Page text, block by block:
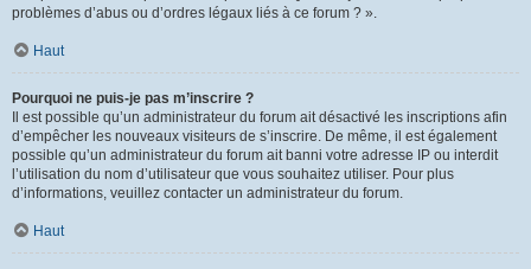
problèmes d’abus ou d’ordres légaux liés à ce forum ? ».
Haut
Pourquoi ne puis-je pas m’inscrire ?
Il est possible qu’un administrateur du forum ait désactivé les inscriptions afin
d’empêcher les nouveaux visiteurs de s’inscrire. De même, il est également
possible qu’un administrateur du forum ait banni votre adresse IP ou interdit
l’utilisation du nom d’utilisateur que vous souhaitez utiliser. Pour plus
d’informations, veuillez contacter un administrateur du forum.
Haut